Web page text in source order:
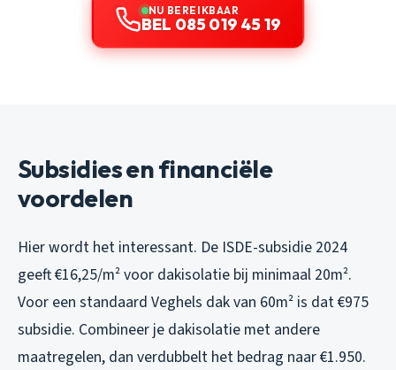
NU BEREIKBAAR
BEL 085 019 45 19
Subsidies en financiële
voordelen
Hier wordt het interessant. De ISDE-subsidie 2024
geeft €16,25/m² voor dakisolatie bij minimaal 20m².
Voor een standaard Veghels dak van 60m² is dat €975
subsidie. Combineer je dakisolatie met andere
maatregelen, dan verdubbelt het bedrag naar €1.950.